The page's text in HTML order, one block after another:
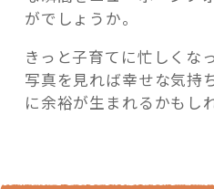
がでしょうか。
きっと子育てに忙しくな
写真を見れば幸せな気持
に余裕が生まれるかもし